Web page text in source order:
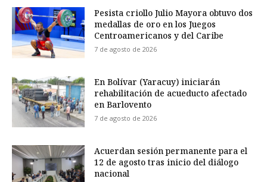
Pesista criollo Julio Mayora obtuvo dos
medallas de oro en los Juegos
Centroamericanos y del Caribe
7 de agosto de 2026
En Bolívar (Yaracuy) iniciarán
rehabilitación de acueducto afectado
en Barlovento
7 de agosto de 2026
Acuerdan sesión permanente para el
12 de agosto tras inicio del diálogo
nacional